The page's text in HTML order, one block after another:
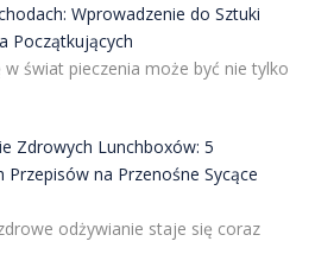
Wprowadzenie do Sztuki
Początkujących
w świat pieczenia może być nie tylko
Zdrowych Lunchboxów: 5
Przepisów na Przenośne Sycące
odżywianie staje się coraz